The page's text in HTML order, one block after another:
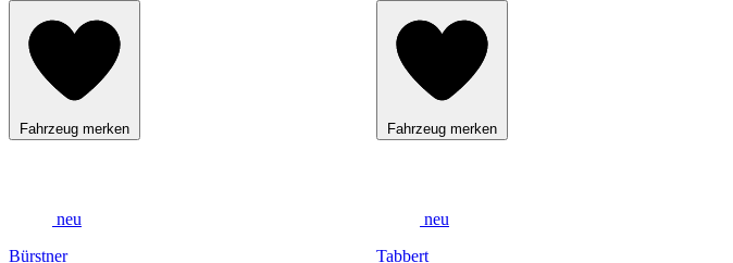
Fahrzeug merken Fahrzeug merken
neu
Bürstner
neu
Tabbert